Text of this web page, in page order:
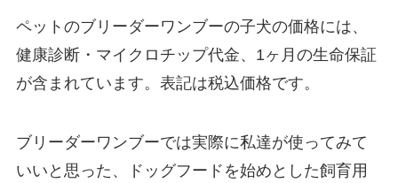
ペットのブリーダーワンブーの子犬の価格には、
健康診断・マイクロチップ代金、1ヶ月の生命保証
が含まれています。表記は税込価格です。
ブリーダーワンブーでは実際に私達が使ってみて
いいと思った、ドッグフードを始めとした飼育用